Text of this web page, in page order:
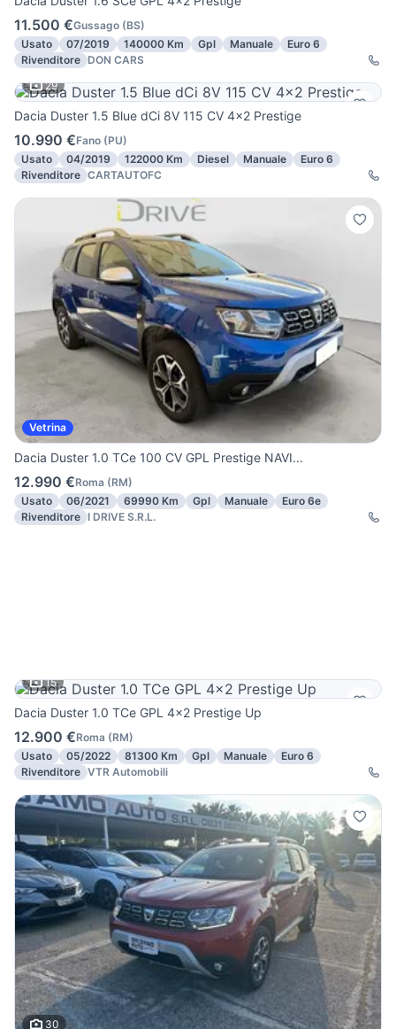
11.500 €Gussago (BS)
Usato
07/2019 140000 Km Gpl Manuale
Euro 6
Rivenditore DON CARS
29
Dacia Duster 1.5 Blue dCi 8V 115 CV 4x2 Prestige
10.990 €Fano (PU)
Usato
04/2019 122000 Km Diesel Manuale
Euro 6
Rivenditore CARTAUTOFC
Vetrina
Dacia Duster 1.0 TCe 100 CV GPL Prestige NAVI...
12.990 €Roma (RM)
Usato
06/2021 69990 Km Gpl Manuale
Euro 6e
Rivenditore I DRIVE S.R.L.
15
Dacia Duster 1.0 TCe GPL 4x2 Prestige Up
12.900 €Roma (RM)
Usato
05/2022 81300 Km Gpl Manuale
Euro 6
Rivenditore VTR Automobili
30